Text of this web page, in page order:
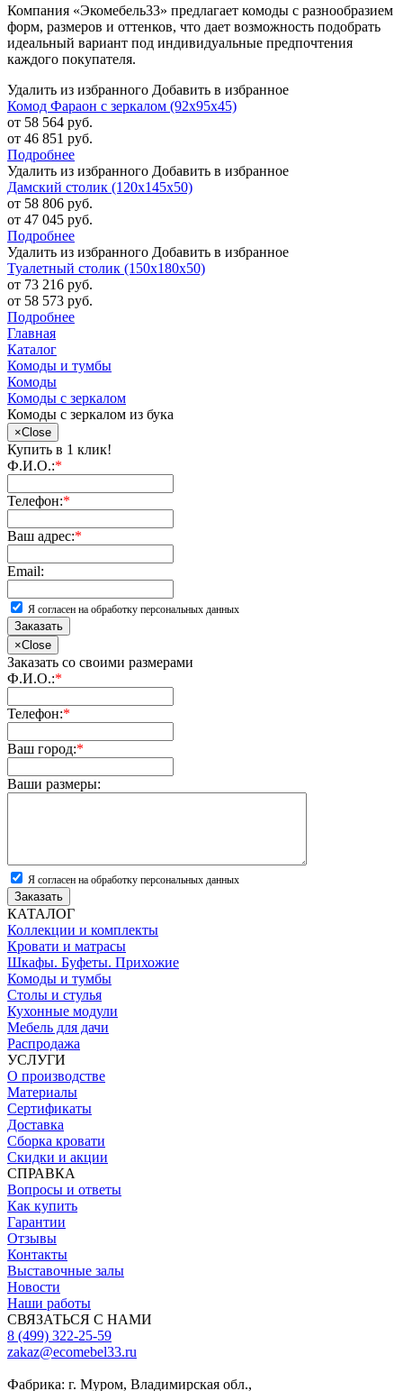
Компания «Экомебель33» предлагает комоды с разнообразием
форм, размеров и оттенков, что дает возможность подобрать
идеальный вариант под индивидуальные предпочтения
каждого покупателя.
Удалить из избранного Добавить в избранное
Комод Фараон с зеркалом (92х95х45)
от 58 564 руб.
от 46 851 руб.
Подробнее
Удалить из избранного Добавить в избранное
Дамский столик (120х145х50)
от 58 806 руб.
от 47 045 руб.
Подробнее
Удалить из избранного Добавить в избранное
Туалетный столик (150х180х50)
от 73 216 руб.
от 58 573 руб.
Подробнее
Главная
Каталог
Комоды и тумбы
Комоды
Комоды с зеркалом
Комоды с зеркалом из бука
×Close
Купить в 1 клик!
Ф.И.О.:*
Телефон:*
Ваш адрес:*
Email:
Я согласен на обработку персональных данных
Заказать
×Close
Заказать со своими размерами
Ф.И.О.:*
Телефон:*
Ваш город:*
Ваши размеры:
Я согласен на обработку персональных данных
Заказать
КАТАЛОГ
Коллекции и комплекты
Кровати и матрасы
Шкафы. Буфеты. Прихожие
Комоды и тумбы
Столы и стулья
Кухонные модули
Мебель для дачи
Распродажа
УСЛУГИ
О производстве
Материалы
Сертификаты
Доставка
Сборка кровати
Скидки и акции
СПРАВКА
Вопросы и ответы
Как купить
Гарантии
Отзывы
Контакты
Выставочные залы
Новости
Наши работы
СВЯЗАТЬСЯ С НАМИ
8 (499) 322-25-59
zakaz@ecomebel33.ru
Фабрика: г. Муром, Владимирская обл.,